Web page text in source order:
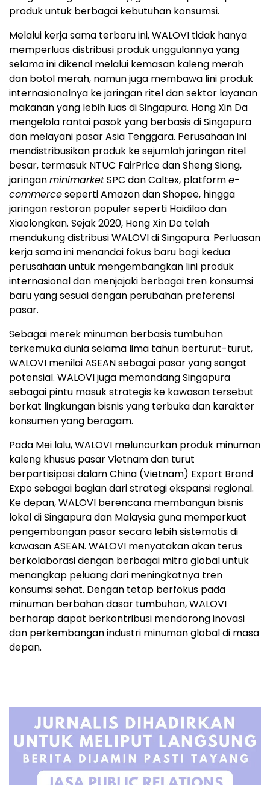
produk untuk berbagai kebutuhan konsumsi.
Melalui kerja sama terbaru ini, WALOVI tidak hanya
memperluas distribusi produk unggulannya yang
selama ini dikenal melalui kemasan kaleng merah
dan botol merah, namun juga membawa lini produk
internasionalnya ke jaringan ritel dan sektor layanan
makanan yang lebih luas di Singapura. Hong Xin Da
mengelola rantai pasok yang berbasis di Singapura
dan melayani pasar Asia Tenggara. Perusahaan ini
mendistribusikan produk ke sejumlah jaringan ritel
besar, termasuk NTUC FairPrice dan Sheng Siong,
jaringanminimarketSPC dan Caltex, platforme-
commerceseperti Amazon dan Shopee, hingga
jaringan restoran populer seperti Haidilao dan
Xiaolongkan. Sejak 2020, Hong Xin Da telah
mendukung distribusi WALOVI di Singapura. Perluasan
kerja sama ini menandai fokus baru bagi kedua
perusahaan untuk mengembangkan lini produk
internasional dan menjajaki berbagai tren konsumsi
baru yang sesuai dengan perubahan preferensi
pasar.
Sebagai merek minuman berbasis tumbuhan
terkemuka dunia selama lima tahun berturut-turut,
WALOVI menilai ASEAN sebagai pasar yang sangat
potensial. WALOVI juga memandang Singapura
sebagai pintu masuk strategis ke kawasan tersebut
berkat lingkungan bisnis yang terbuka dan karakter
konsumen yang beragam.
Pada Mei lalu, WALOVI meluncurkan produk minuman
kaleng khusus pasar Vietnam dan turut
berpartisipasi dalam China (Vietnam) Export Brand
Expo sebagai bagian dari strategi ekspansi regional.
Ke depan, WALOVI berencana membangun bisnis
lokal di Singapura dan Malaysia guna memperkuat
pengembangan pasar secara lebih sistematis di
kawasan ASEAN. WALOVI menyatakan akan terus
berkolaborasi dengan berbagai mitra global untuk
menangkap peluang dari meningkatnya tren
konsumsi sehat. Dengan tetap berfokus pada
minuman berbahan dasar tumbuhan, WALOVI
berharap dapat berkontribusi mendorong inovasi
dan perkembangan industri minuman global di masa
depan.